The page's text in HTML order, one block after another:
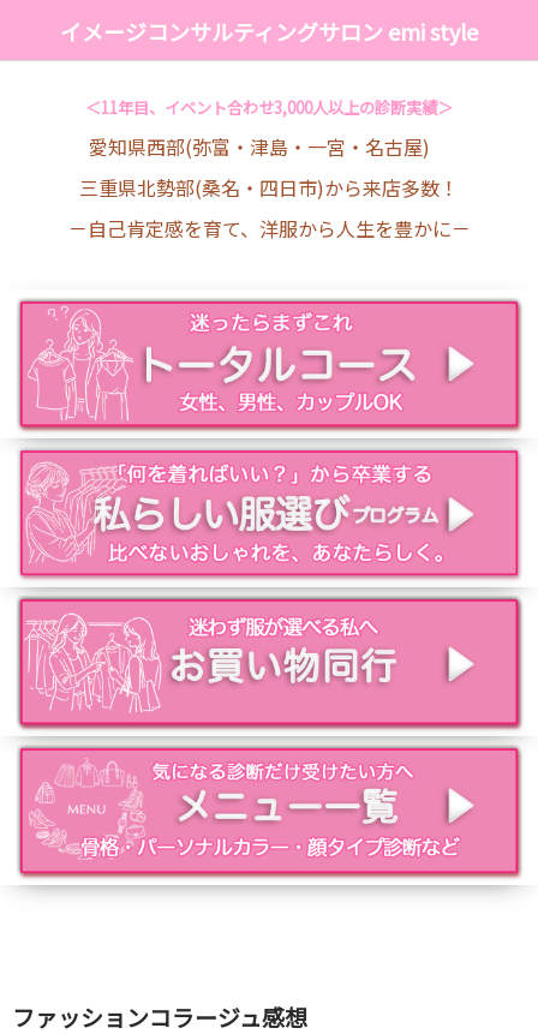
イメージコンサルティングサロン emi style
＜11年目、イベント合わせ3,000人以上の診断実績＞
愛知県西部(弥富・津島・一宮・名古屋)
三重県北勢部(桑名・四日市)から来店多数！
－自己肯定感を育て、洋服から人生を豊かに－
ファッションコラージュ感想